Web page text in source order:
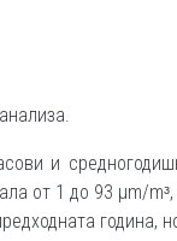
и
от 1 до 93 µm/
година,